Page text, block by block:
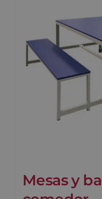
Contacto
Carrito
Mesas y